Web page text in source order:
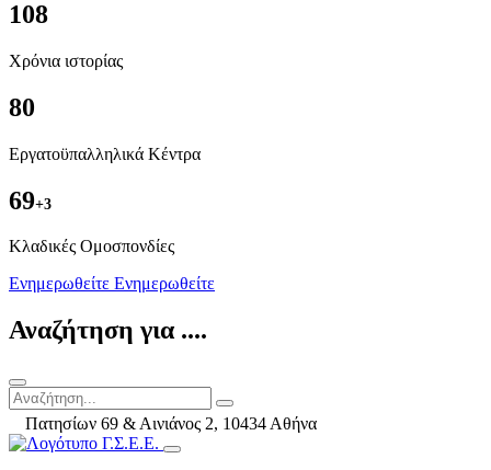
108
Χρόνια ιστορίας
80
Εργατοϋπαλληλικά Κέντρα
69+3
Kλαδικές Ομοσπονδίες
Ενημερωθείτε Ενημερωθείτε
Αναζήτηση για ....
Πατησίων 69 & Αινιάνος 2, 10434 Αθήνα